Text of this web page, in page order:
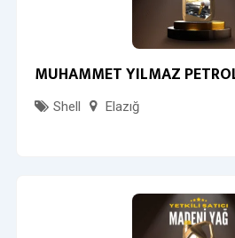
MUHAMMET YILMAZ
Shell Elazığ